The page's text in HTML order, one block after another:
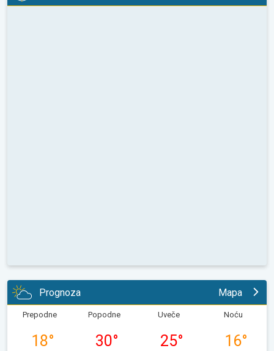
Prognoza Mapa
Prepodne
18°
Popodne
30°
Uveče
25°
Noću
16°